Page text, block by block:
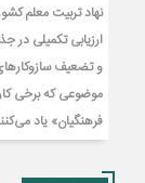
نهاد تربیت معلم
ارزیابی تکمیلی در
و تضعیف
موضوعی که برخی
فرهنگیان» یاد